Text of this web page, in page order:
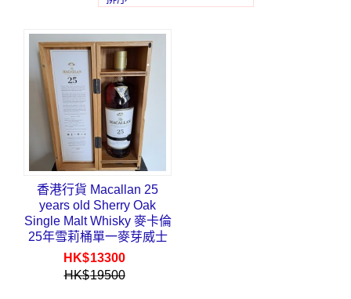
香港行貨 Macallan 25
years old Sherry Oak
Single Malt Whisky 麥卡倫
25年雪莉桶單一麥芽威士
忌 700ml (2024 Release)
HK$13300
HK$19500